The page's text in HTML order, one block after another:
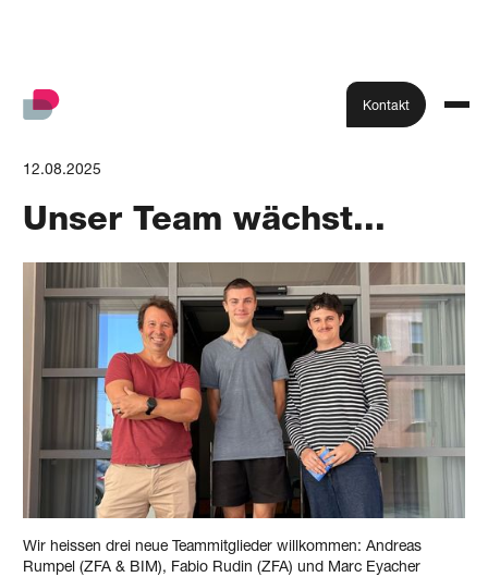
Kontakt
12.08.2025
Unser Team wächst...
Wir heissen drei neue Teammitglieder willkommen: Andreas
Rumpel (ZFA & BIM), Fabio Rudin (ZFA) und Marc Eyacher